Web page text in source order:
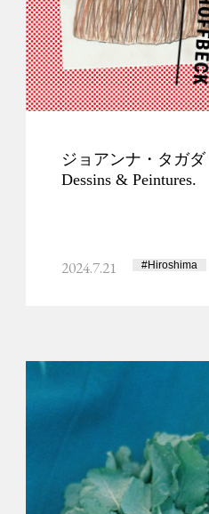
ジョアンナ・タガ
Dessins & Peintures.
2024.7.21 #Hiroshima